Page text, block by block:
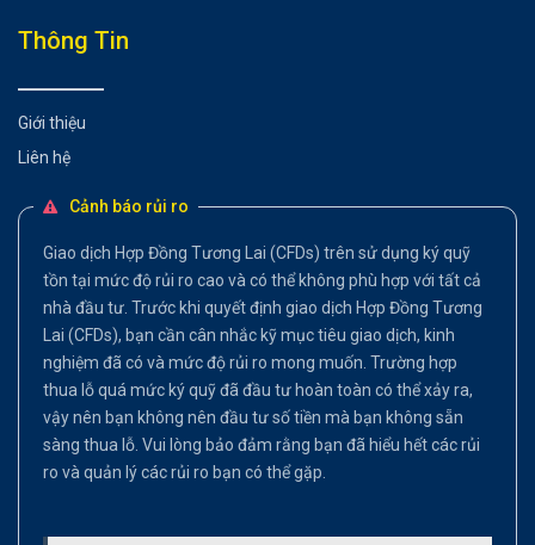
Thông Tin
Giới thiệu
Liên hệ
Cảnh báo rủi ro
Giao dịch Hợp Đồng Tương Lai (CFDs) trên sử dụng ký quỹ
tồn tại mức độ rủi ro cao và có thể không phù hợp với tất cả
nhà đầu tư. Trước khi quyết định giao dịch Hợp Đồng Tương
Lai (CFDs), bạn cần cân nhắc kỹ mục tiêu giao dịch, kinh
nghiệm đã có và mức độ rủi ro mong muốn. Trường hợp
thua lỗ quá mức ký quỹ đã đầu tư hoàn toàn có thể xảy ra,
vậy nên bạn không nên đầu tư số tiền mà bạn không sẵn
sàng thua lỗ. Vui lòng bảo đảm rằng bạn đã hiểu hết các rủi
ro và quản lý các rủi ro bạn có thể gặp.